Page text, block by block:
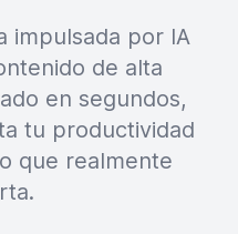
impulsada por IA
de alta
en segundos,
tu productividad
que realmente